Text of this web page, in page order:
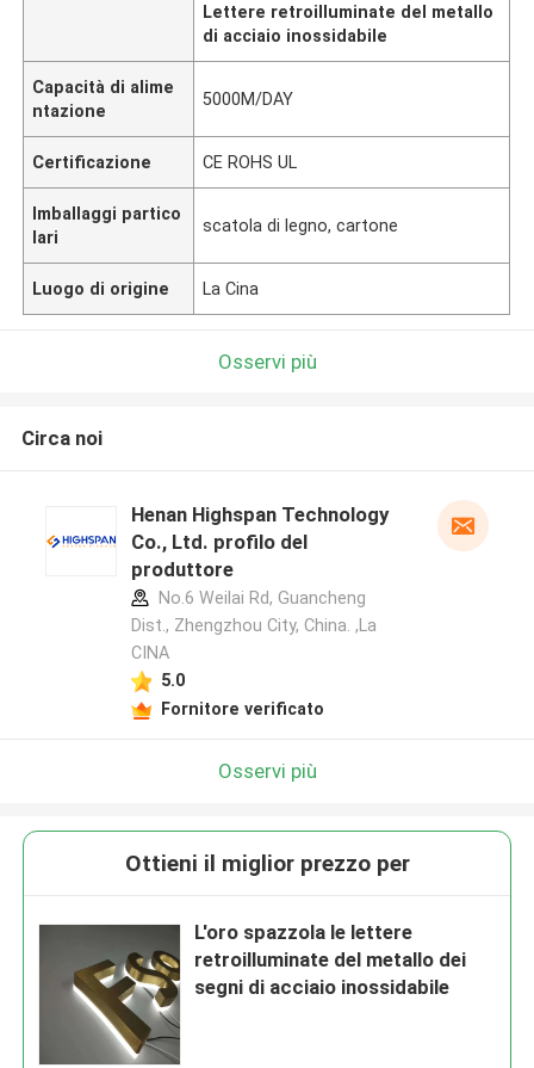
Lettere retroilluminate del metallo
di acciaio inossidabile
Capacità di alime
ntazione
5000M/DAY
Certificazione CE ROHS UL
Imballaggi partico
lari
scatola di legno, cartone
Luogo di origine La Cina
Osservi più
Circa noi
Henan Highspan Technology
Co., Ltd. profilo del
produttore
No.6 Weilai Rd, Guancheng
Dist., Zhengzhou City, China. ,La
CINA
5.0
Fornitore verificato
Osservi più
Ottieni il miglior prezzo per
L'oro spazzola le lettere
retroilluminate del metallo dei
segni di acciaio inossidabile